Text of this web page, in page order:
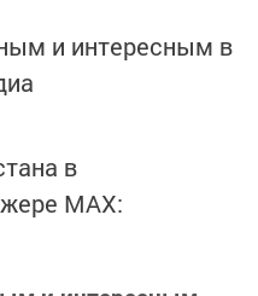
и интересным в
в
MАХ: